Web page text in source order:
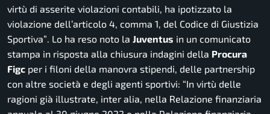
virtù di asserite violazioni contabili, ha ipotizzato la
violazione dell’articolo 4, comma 1, del Codice di Giustizia
Sportiva” . Lo ha reso noto la Juventus in un comunicato
stampa in risposta alla chiusura indagini della Procura
Figc per i filoni della manovra stipendi, delle partnership
con altre società e degli agenti sportivi: “In virtù delle
ragioni già illustrate, inter alia, nella Relazione finanziaria